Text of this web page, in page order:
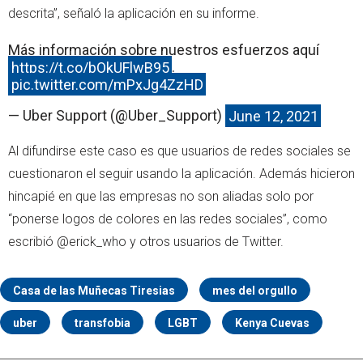
descrita”, señaló la aplicación en su informe.
Más información sobre nuestros esfuerzos aquí
https://t.co/bOkUFlwB95 .
pic.twitter.com/mPxJg4ZzHD
— Uber Support (@Uber_Support) June 12, 2021
Al difundirse este caso es que usuarios de redes sociales se
cuestionaron el seguir usando la aplicación. Además hicieron
hincapié en que las empresas no son aliadas solo por
“ponerse logos de colores en las redes sociales”, como
escribió @erick_who y otros usuarios de Twitter.
Casa de las Muñecas Tiresias mes del orgullo
uber transfobia LGBT Kenya Cuevas